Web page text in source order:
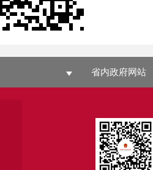
省内政府网站